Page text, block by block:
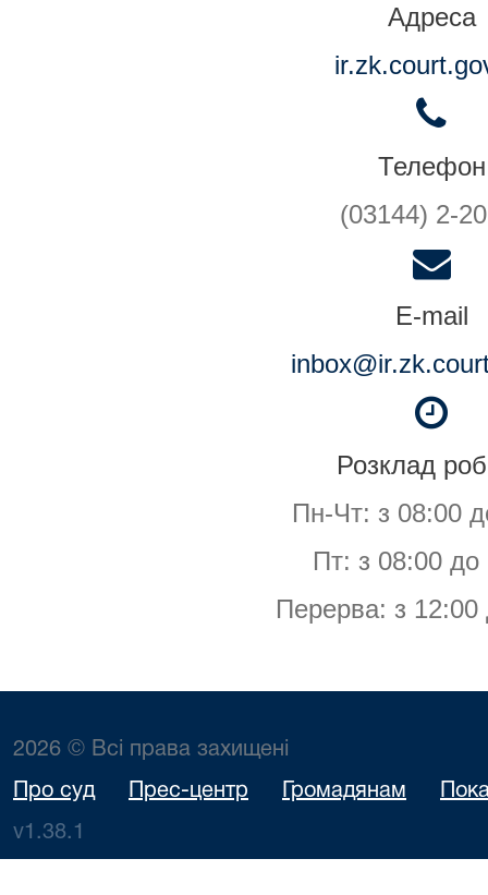
Адреса
Телефон
(03144) 2-
E-mail
Розклад
Пн-Чт: з 08:00
Пт: з 08:00 до
Перерва: з 12:00
2026 © Всі права захищені
Про суд Прес-центр Громадянам
v1.38.1